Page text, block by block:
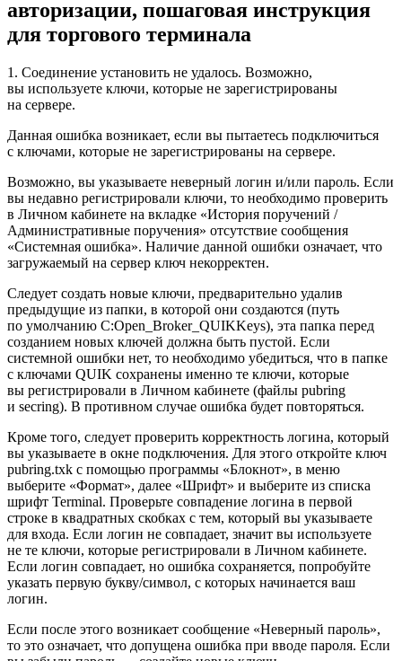
авторизации, пошаговая инструкция
для торгового терминала
1. Соединение установить не удалось. Возможно,
вы используете ключи, которые не зарегистрированы
на сервере.
Данная ошибка возникает, если вы пытаетесь подключиться
с ключами, которые не зарегистрированы на сервере.
Возможно, вы указываете неверный логин и/или пароль. Если
вы недавно регистрировали ключи, то необходимо проверить
в Личном кабинете на вкладке «История поручений /
Административные поручения» отсутствие сообщения
«Системная ошибка». Наличие данной ошибки означает, что
загружаемый на сервер ключ некорректен.
Следует создать новые ключи, предварительно удалив
предыдущие из папки, в которой они создаются (путь
по умолчанию C:Open_Broker_QUIKKeys), эта папка перед
созданием новых ключей должна быть пустой. Если
системной ошибки нет, то необходимо убедиться, что в папке
с ключами QUIK сохранены именно те ключи, которые
вы регистрировали в Личном кабинете (файлы pubring
и secring). В противном случае ошибка будет повторяться.
Кроме того, следует проверить корректность логина, который
вы указываете в окне подключения. Для этого откройте ключ
pubring.txk с помощью программы «Блокнот», в меню
выберите «Формат», далее «Шрифт» и выберите из списка
шрифт Terminal. Проверьте совпадение логина в первой
строке в квадратных скобках с тем, который вы указываете
для входа. Если логин не совпадает, значит вы используете
не те ключи, которые регистрировали в Личном кабинете.
Если логин совпадает, но ошибка сохраняется, попробуйте
указать первую букву/символ, с которых начинается ваш
логин.
Если после этого возникает сообщение «Неверный пароль»,
то это означает, что допущена ошибка при вводе пароля. Если